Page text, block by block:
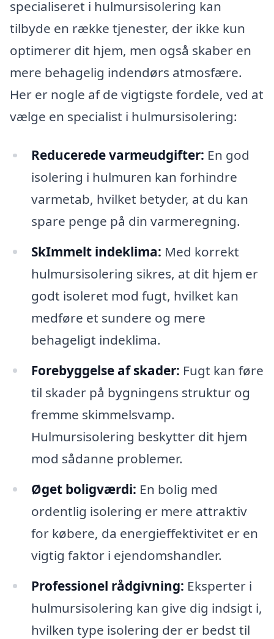
specialiseret i hulmursisolering kan
tilbyde en række tjenester, der ikke kun
optimerer dit hjem, men også skaber en
mere behagelig indendørs atmosfære.
Her er nogle af de vigtigste fordele, ved at
vælge en specialist i hulmursisolering:
Reducerede varmeudgifter: En god
isolering i hulmuren kan forhindre
varmetab, hvilket betyder, at du kan
spare penge på din varmeregning.
SkImmelt indeklima: Med korrekt
hulmursisolering sikres, at dit hjem er
godt isoleret mod fugt, hvilket kan
medføre et sundere og mere
behageligt indeklima.
Forebyggelse af skader: Fugt kan føre
til skader på bygningens struktur og
fremme skimmelsvamp.
Hulmursisolering beskytter dit hjem
mod sådanne problemer.
Øget boligværdi: En bolig med
ordentlig isolering er mere attraktiv
for købere, da energieffektivitet er en
vigtig faktor i ejendomshandler.
Professionel rådgivning: Eksperter i
hulmursisolering kan give dig indsigt i,
hvilken type isolering der er bedst til